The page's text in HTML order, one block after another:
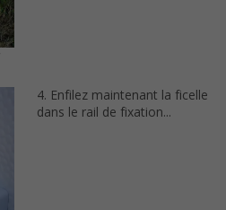
4. Enfilez maintenant la ficelle
dans le rail de fixation...